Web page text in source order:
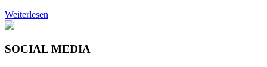
Weiterlesen
SOCIAL MEDIA